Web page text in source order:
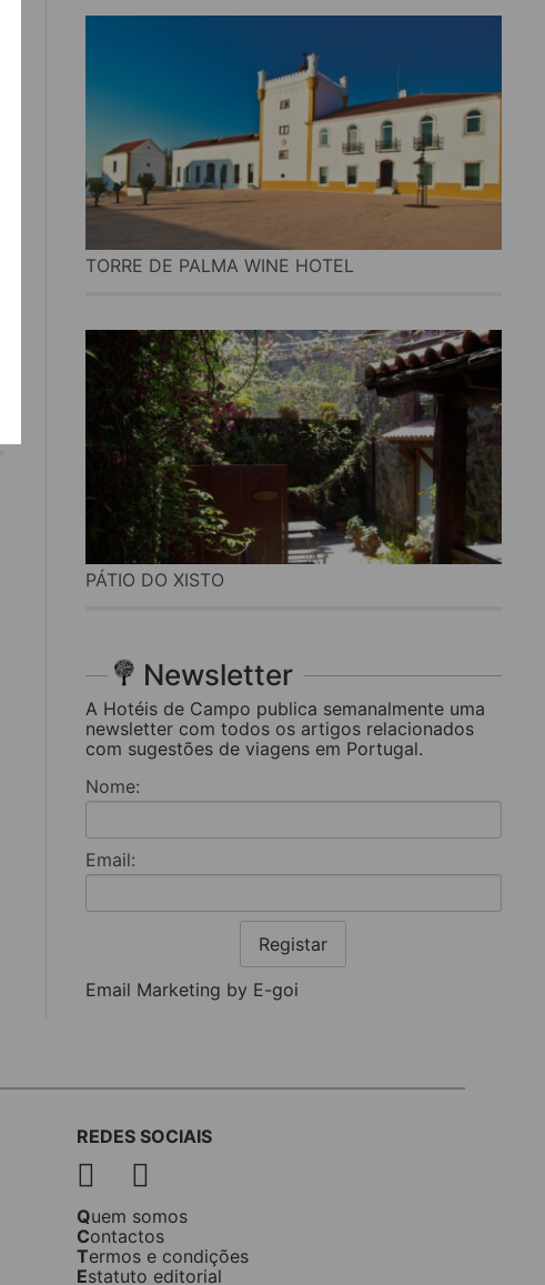
TORRE DE PALMA WINE HOTEL
PÁTIO DO XISTO
Newsletter
A Hotéis de Campo publica semanalmente uma
newsletter com todos os artigos relacionados
com sugestões de viagens em Portugal.
Nome:
Email:
Registar
Email Marketing by E-goi
REDES SOCIAIS
Quem somos
Contactos
Termos e condições
Estatuto editorial